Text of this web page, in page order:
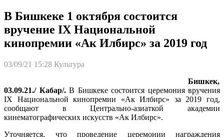
В Бишкеке 1 октября состоится
вручение IX Национальной
кинопремии «Ак Илбирс» за 2019 год
03/09/21 15:28 Культура
Бишкек,
03.09.21./ Кабар/.В Бишкеке состоится церемония вручения
IX Национальной кинопремии «Ак Илбирс» за 2019 год,
сообщают в Центрально-азиаткой академии
кинематографических искусств «Ак Илбирс».
Уточняется, что проведение церемонии награждения